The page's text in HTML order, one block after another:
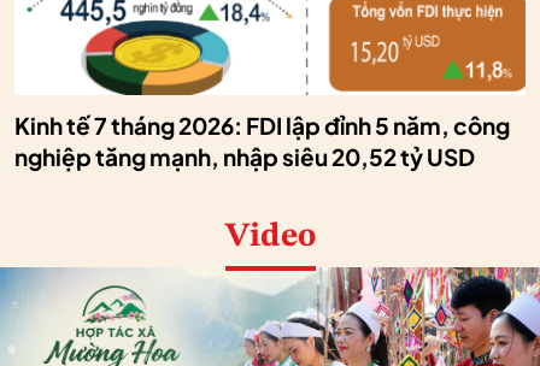
Kinh tế 7 tháng 2026: FDI lập đỉnh 5 năm, công
nghiệp tăng mạnh, nhập siêu 20,52 tỷ USD
Video